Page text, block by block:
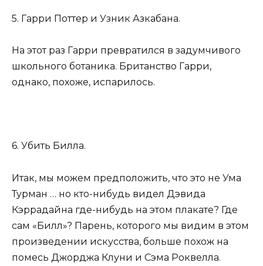
5. Гарри Поттер и Узник Азкабана.
На этот раз Гарри превратился в задумчивого
школьного ботаника. Британство Гарри,
однако, похоже, испарилось.
6. Убить Билла.
Итак, мы можем предположить, что это не Ума
Турман … но кто-нибудь видел Дэвида
Кэррадайна где-нибудь на этом плакате? Где
сам «Билл»? Парень, которого мы видим в этом
произведении искусства, больше похож на
помесь Джорджа Клуни и Сэма Роквелла.